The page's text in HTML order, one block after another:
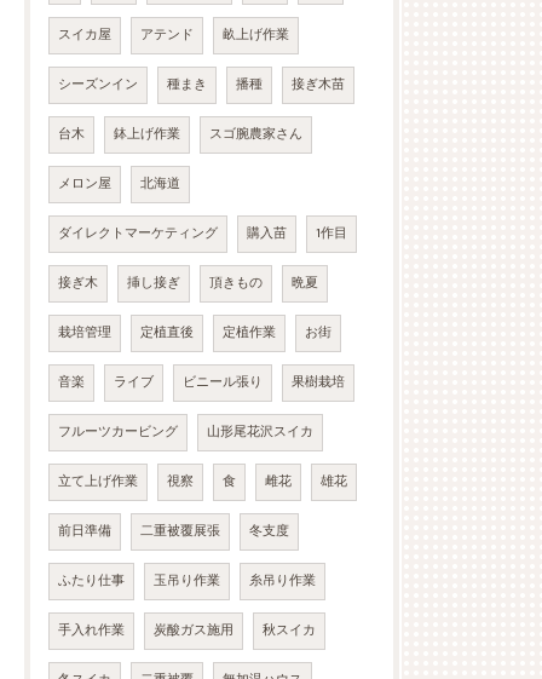
スイカ屋 アテンド 畝上げ作業
シーズンイン 種まき 播種 接ぎ木苗
台木 鉢上げ作業 スゴ腕農家さん
メロン屋 北海道
ダイレクトマーケティング 購入苗 1作目
接ぎ木 挿し接ぎ 頂きもの 晩夏
栽培管理 定植直後 定植作業 お街
音楽 ライブ ビニール張り 果樹栽培
フルーツカービング 山形尾花沢スイカ
立て上げ作業 視察 食 雌花 雄花
前日準備 二重被覆展張 冬支度
ふたり仕事 玉吊り作業 糸吊り作業
手入れ作業 炭酸ガス施用 秋スイカ